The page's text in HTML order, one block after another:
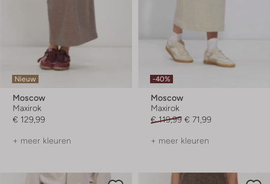
Nieuw
Moscow
Maxirok
€ 129,99
+ meer kleuren
-40%
Moscow
Maxirok
€ 119,99 € 71,99
+ meer kleuren